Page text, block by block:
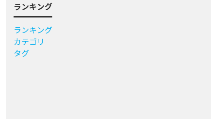
ランキング
ランキング
カテゴリ
タグ